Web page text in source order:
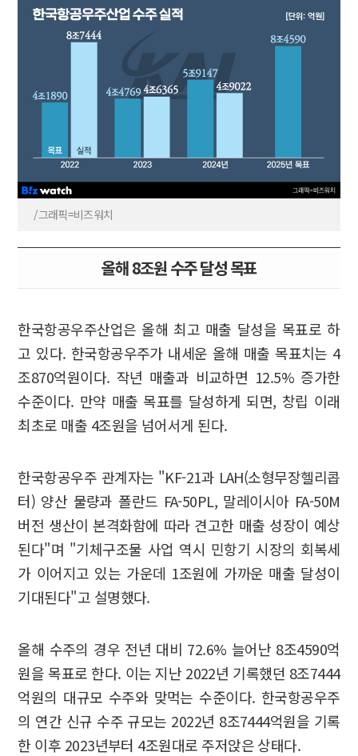
/그래픽=비즈워치
올해 8조원 수주 달성 목표
한국항공우주산업은 올해 최고 매출 달성을 목표로 하
고 있다. 한국항공우주가 내세운 올해 매출 목표치는 4
조870억원이다. 작년 매출과 비교하면 12.5% 증가한
수준이다. 만약 매출 목표를 달성하게 되면, 창립 이래
최초로 매출 4조원을 넘어서게 된다.
한국항공우주 관계자는 "KF-21과 LAH(소형무장헬리콥
터) 양산 물량과 폴란드 FA-50PL, 말레이시아 FA-50M
버전 생산이 본격화함에 따라 견고한 매출 성장이 예상
된다"며 "기체구조물 사업 역시 민항기 시장의 회복세
가 이어지고 있는 가운데 1조원에 가까운 매출 달성이
기대된다"고 설명했다.
올해 수주의 경우 전년 대비 72.6% 늘어난 8조4590억
원을 목표로 한다. 이는 지난 2022년 기록했던 8조7444
억원의 대규모 수주와 맞먹는 수준이다. 한국항공우주
의 연간 신규 수주 규모는 2022년 8조7444억원을 기록
한 이후 2023년부터 4조원대로 주저앉은 상태다.